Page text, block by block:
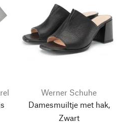
Werner Schuhe
Damesmuiltje met hak,
Zwart